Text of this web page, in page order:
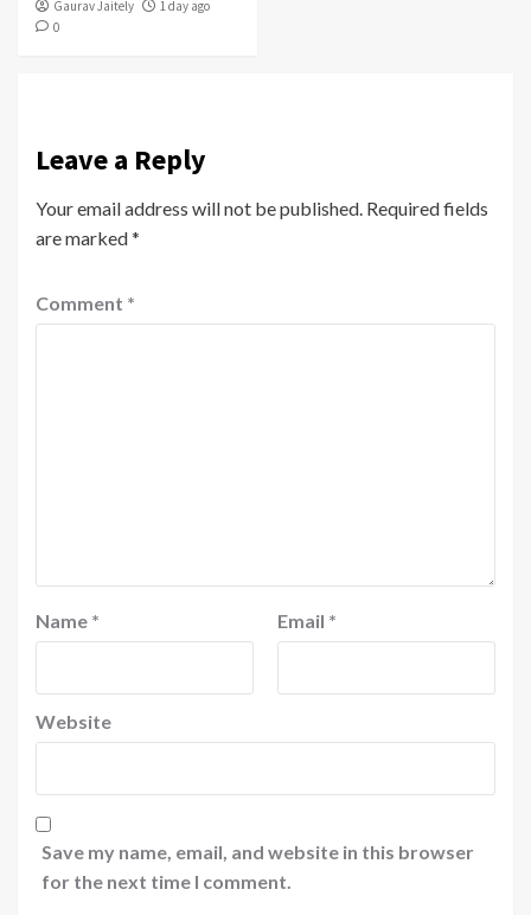
Gaurav Jaitely
1 day ago
0
Leave a Reply
Your email address will not be published. Required fields
are marked*
Comment *
Name * Email *
Website
Save my name, email, and website in this browser
for the next time I comment.